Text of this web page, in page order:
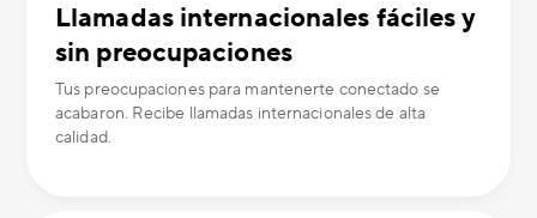
Llamadas internacionales fáciles y
sin preocupaciones
Tus preocupaciones para mantenerte conectado se
acabaron. Recibe llamadas internacionales de alta
calidad.